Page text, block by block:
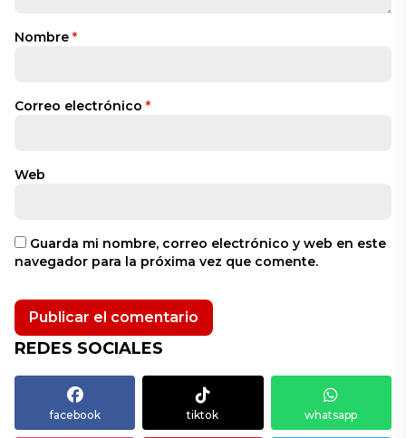
Nombre *
Correo electrónico *
Web
Guarda mi nombre, correo electrónico y web en este
navegador para la próxima vez que comente.
REDES SOCIALES
facebook tiktok whatsapp